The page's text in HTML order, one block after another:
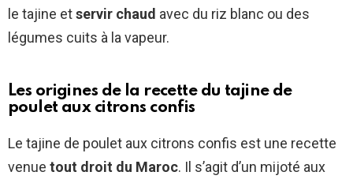
le tajine etservir chaud avec du riz blanc ou des
légumes cuits à la vapeur.
Les origines de la recette du tajine de
poulet aux citrons confis
Le tajine de poulet aux citrons confis est une recette
venue tout droit du Maroc. Il s’agit d’un mijoté aux